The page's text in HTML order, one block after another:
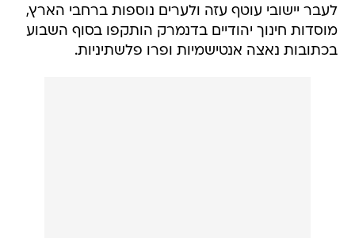
לעבר יישובי עוטף עזה ולערים נוספות ברחבי הארץ,
מוסדות חינוך יהודיים בדנמרק הותקפו בסוף השבוע
בכתובות נאצה אנטישמיות ופרו פלשתיניות.